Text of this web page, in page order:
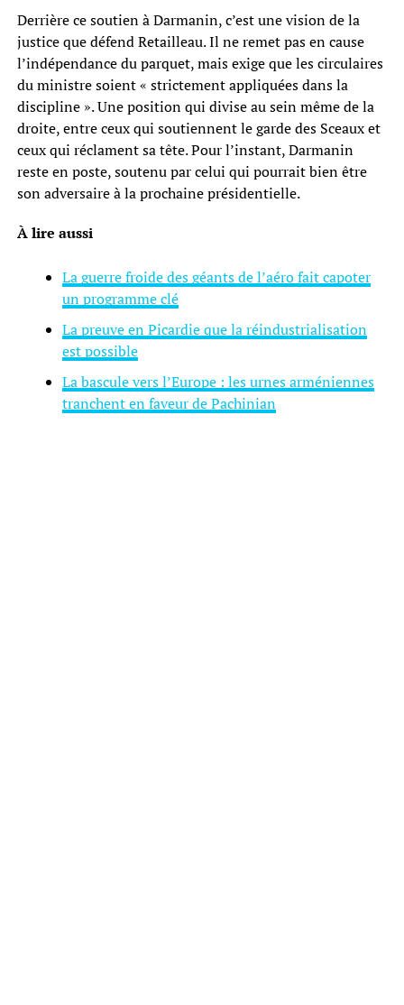
Derrière ce soutien à Darmanin, c’est une vision de la
justice que défend Retailleau. Il ne remet pas en cause
l’indépendance du parquet, mais exige que les circulaires
du ministre soient « strictement appliquées dans la
discipline ». Une position qui divise au sein même de la
droite, entre ceux qui soutiennent le garde des Sceaux et
ceux qui réclament sa tête. Pour l’instant, Darmanin
reste en poste, soutenu par celui qui pourrait bien être
son adversaire à la prochaine présidentielle.
À lire aussi
La guerre froide des géants de l’aéro fait capoter
un programme clé
La preuve en Picardie que la réindustrialisation
est possible
La bascule vers l’Europe : les urnes arméniennes
tranchent en faveur de Pachinian